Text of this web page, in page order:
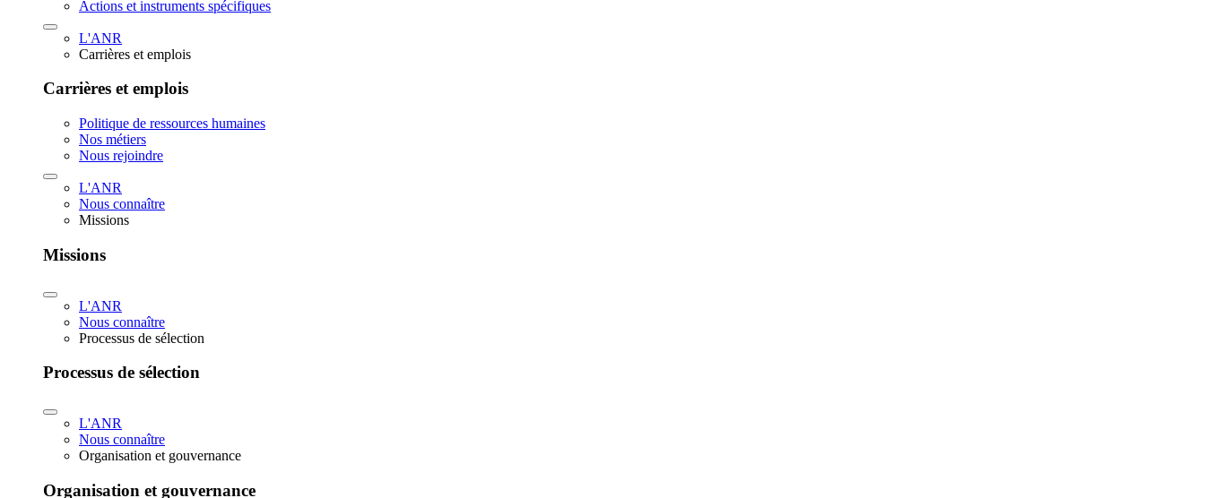
Actions et instruments spécifiques
L'ANR
Carrières et emplois
Carrières et emplois
Politique de ressources humaines
Nos métiers
Nous rejoindre
L'ANR
Nous connaître
Missions
Missions
L'ANR
Nous connaître
Processus de sélection
Processus de sélection
L'ANR
Nous connaître
Organisation et gouvernance
Organisation et gouvernance